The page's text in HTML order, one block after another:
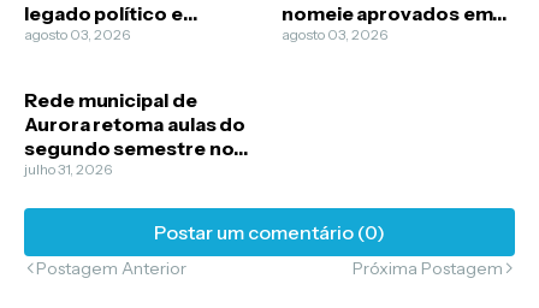
legado político e
econômico em Aurora
agosto 03, 2026
nomeie aprovados em
concurso público
agosto 03, 2026
Rede municipal de
Aurora retoma aulas do
segundo semestre no
dia 5 de agosto
julho 31, 2026
Postar um comentário (0)
Postagem Anterior Próxima Postagem